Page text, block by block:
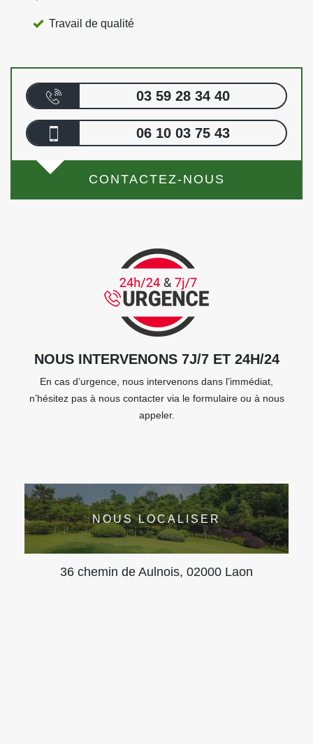
Travail de qualité
03 59 28 34 40
06 10 03 75 43
CONTACTEZ-NOUS
NOUS INTERVENONS 7J/7 ET 24H/24
En cas d’urgence, nous intervenons dans l’immédiat,
n’hésitez pas à nous contacter via le formulaire ou à nous
appeler.
NOUS LOCALISER
36 chemin de Aulnois, 02000 Laon